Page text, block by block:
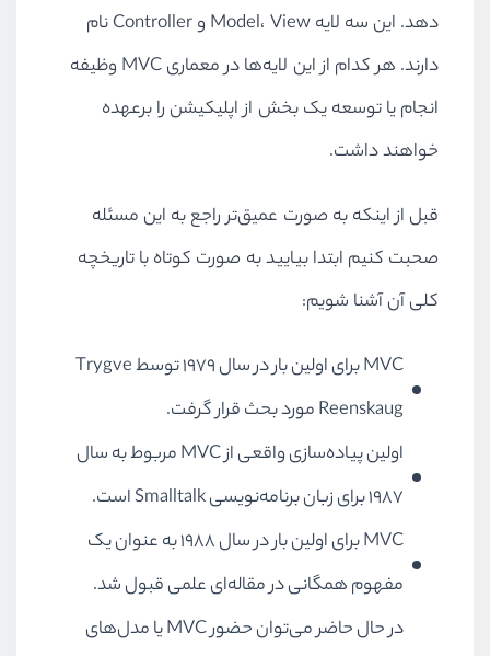
دهد. این سه لایه Model، View و Controller نام
دارند. هر کدام از این لایه‌ها در معماری MVC وظیفه
انجام یا توسعه یک بخش از اپلیکیشن را برعهده
خواهند داشت.
قبل از اینکه به صورت عمیق‌تر راجع به این مسئله
صحبت کنیم ابتدا بیایید به صورت کوتاه با تاریخچه
کلی آن آشنا شویم:
MVC برای اولین بار در سال ۱۹۷۹ توسط Trygve
Reenskaug مورد بحث قرار گرفت.
اولین پیاده‌سازی واقعی از MVC مربوط به سال
۱۹۸۷ برای زبان‌ برنامه‌نویسی Smalltalk است.
MVC برای اولین بار در سال ۱۹۸۸ به عنوان یک
مفهوم همگانی در مقاله‌ای علمی قبول شد.
در حال حاضر می‌توان حضور MVC یا مدل‌های